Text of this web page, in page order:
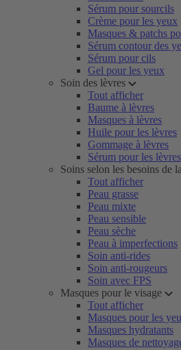
Sérum pour sourcils
Crème pour les yeux
Masques & patchs
Sérum contour des
Sérum pour cils
Gel pour les yeux
Soin des lèvres
Tout afficher
Baume à lèvres
Masques à lèvres
Huile pour les lèvres
Gommage à lèvres
Sérum pour les lèvres
Soins selon les besoins de
Tout afficher
Peau grasse
Peau mixte
Peau sensible
Peau sèche
Peau à imperfections
Soin anti-rides
Soin anti-rougeurs
Soin avec FPS
Masques pour le visage
Tout afficher
Masques pour les
Masques hydratants
Masques de